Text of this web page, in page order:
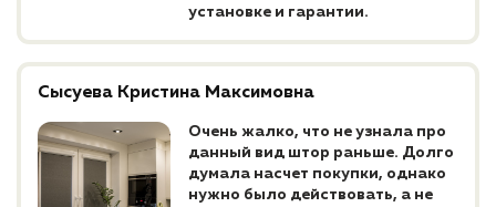
установке и гарантии.
Сысуева Кристина Максимовна
Очень жалко, что не узнала про
данный вид штор раньше. Долго
думала насчет покупки, однако
нужно было действовать, а не